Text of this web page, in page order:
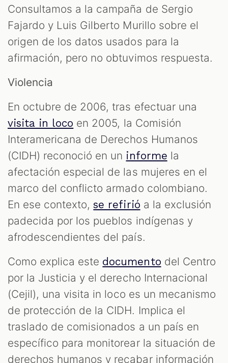
Consultamos a la campaña de Sergio
Fajardo y Luis Gilberto Murillo sobre el
origen de los datos usados para la
afirmación, pero no obtuvimos respuesta.
Violencia
En octubre de 2006, tras efectuar una
visita in loco en 2005, la Comisión
Interamericana de Derechos Humanos
(CIDH) reconoció en un informe la
afectación especial de las mujeres en el
marco del conflicto armado colombiano.
En ese contexto,se refirió a la exclusión
padecida por los pueblos indígenas y
afrodescendientes del país.
Como explica este documento del Centro
por la Justicia y el derecho Internacional
(Cejil), una visita in loco es un mecanismo
de protección de la CIDH. Implica el
traslado de comisionados a un país en
específico para monitorear la situación de
derechos humanos y recabar información